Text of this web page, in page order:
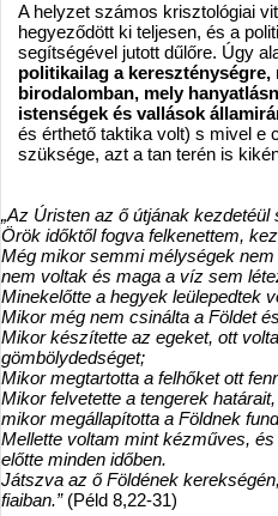
A helyzet számos krisztológiai
hegyeződött ki teljesen, és a
segítségével jutott dűlőre. Úgy
politikailag a
birodalomban, mely
istenségek és vallások
és érthető taktika volt) s mivel e
szüksége, azt a tan terén is
„Az Úristen az ő útjának
Örök időktől fogva felkenettem,
Még mikor semmi mélységek
nem voltak és maga a víz sem
Minekelőtte a hegyek leülepedtek
Mikor még nem csinálta a Földet
Mikor készítette az egeket, ott
gömbölydedséget;
Mikor megtartotta a felhőket ott
Mikor felvetette a tengerek
mikor megállapította a Földnek
Mellette voltam mint kézműves,
előtte minden időben.
Játszva az ő Földének
fiaiban.”(Péld 8,22-31)